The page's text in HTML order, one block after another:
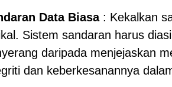
Data Biasa: Kekalkan
Sistem sandaran harus
daripada menjejaskan
dan keberkesanannya